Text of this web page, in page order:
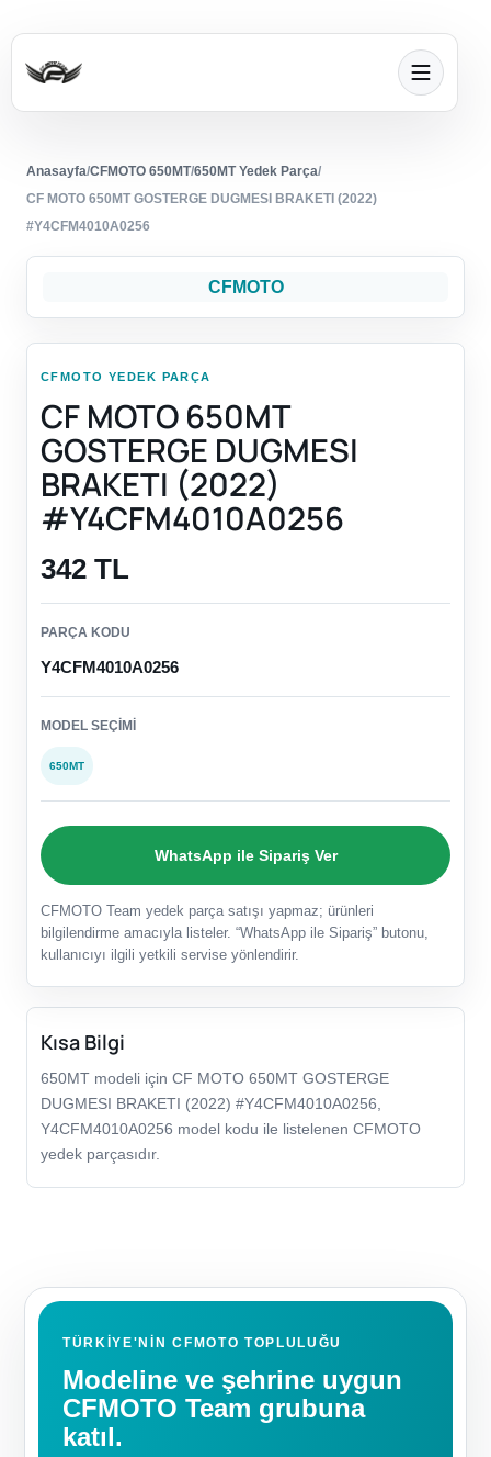
Anasayfa/CFMOTO 650MT/650MT Yedek Parça/
CF MOTO 650MT GOSTERGE DUGMESI BRAKETI (2022)
#Y4CFM4010A0256
CFMOTO
CFMOTO YEDEK PARÇA
CF MOTO 650MT
GOSTERGE DUGMESI
BRAKETI (2022)
#Y4CFM4010A0256
342 TL
PARÇA KODU
Y4CFM4010A0256
MODEL SEÇIMI
650MT
WhatsApp ile Sipariş Ver
CFMOTO Team yedek parça satışı yapmaz; ürünleri
bilgilendirme amacıyla listeler. “WhatsApp ile Sipariş” butonu,
kullanıcıyı ilgili yetkili servise yönlendirir.
Kısa Bilgi
650MT modeli için CF MOTO 650MT GOSTERGE
DUGMESI BRAKETI (2022) #Y4CFM4010A0256,
Y4CFM4010A0256 model kodu ile listelenen CFMOTO
yedek parçasıdır.
TÜRKIYE'NIN CFMOTO TOPLULUĞU
Modeline ve şehrine uygun
CFMOTO Team grubuna
katıl.